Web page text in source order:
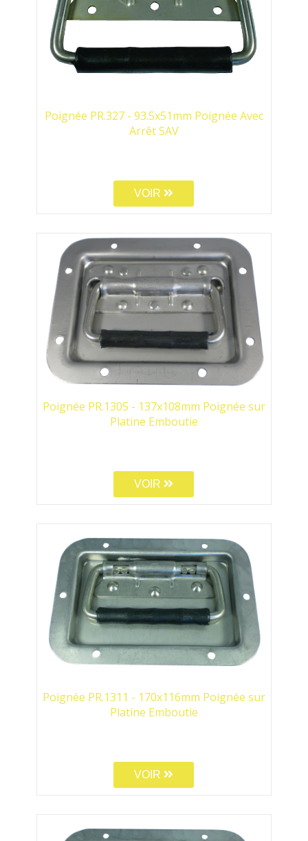
Poignée PR.327 - 93.5x51mm Poignée Avec
Arrêt SAV
VOIR
Poignée PR.1305 - 137x108mm Poignée sur
Platine Emboutie
VOIR
Poignée PR.1311 - 170x116mm Poignée sur
Platine Emboutie
VOIR